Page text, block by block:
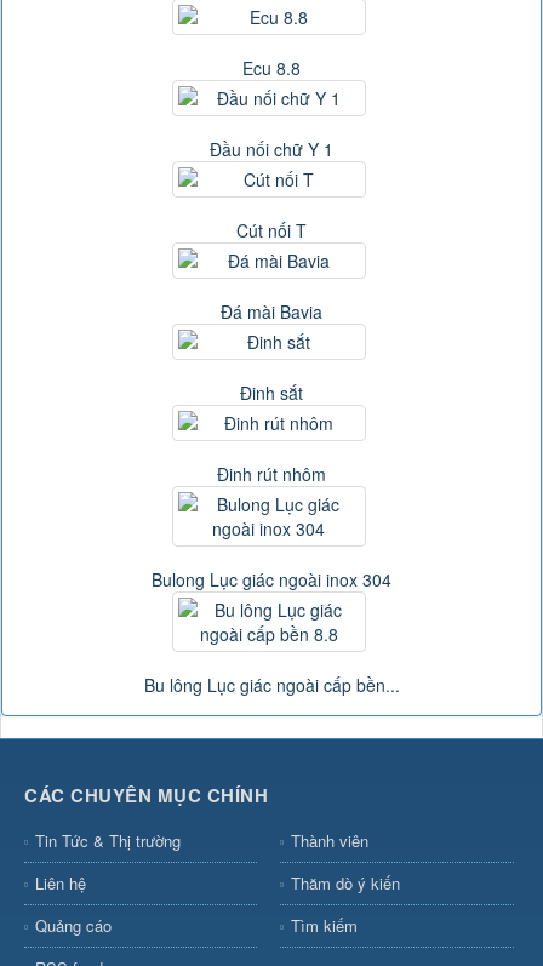
Ecu 8.8
Đầu nối chữ Y 1
Cút nối T
Đá mài Bavia
Đinh sắt
Đinh rút nhôm
Bulong Lục giác ngoài inox 304
Bu lông Lục giác ngoài cấp bền...
CÁC CHUYÊN MỤC CHÍNH
Tin Tức & Thị trường
Thành viên
Liên hệ
Thăm dò ý kiến
Quảng cáo
Tìm kiếm